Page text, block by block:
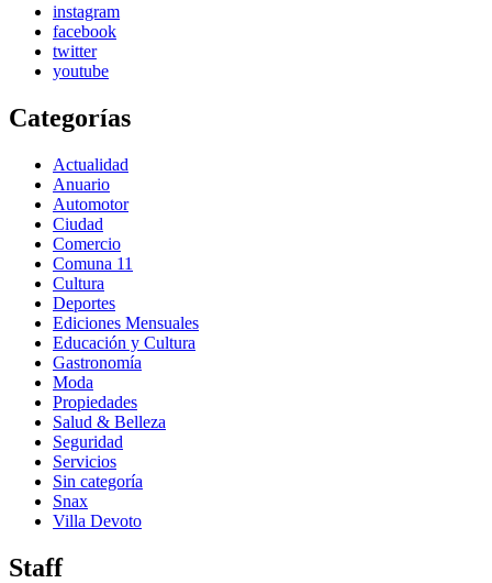
instagram
facebook
twitter
youtube
Categorías
Actualidad
Anuario
Automotor
Ciudad
Comercio
Comuna 11
Cultura
Deportes
Ediciones Mensuales
Educación y Cultura
Gastronomía
Moda
Propiedades
Salud & Belleza
Seguridad
Servicios
Sin categoría
Snax
Villa Devoto
Staff